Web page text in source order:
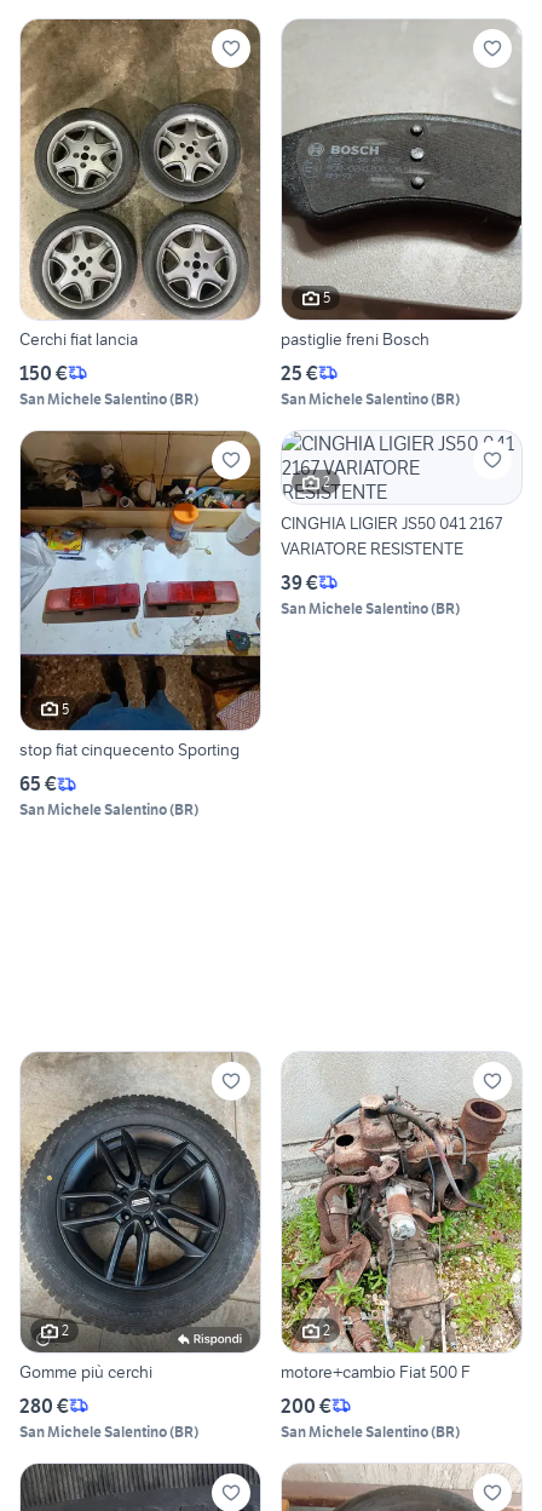
Cerchi fiat lancia
150 €
San Michele Salentino(BR)
5
pastiglie freni Bosch
25 €
San Michele Salentino(BR)
5
stop fiat cinquecento Sporting
65 €
San Michele Salentino(BR)
2
CINGHIA LIGIER JS50 041 2167
VARIATORE RESISTENTE
39 €
San Michele Salentino(BR)
2
Gomme più cerchi
280 €
San Michele Salentino(BR)
2
motore+cambio Fiat 500 F
200 €
San Michele Salentino(BR)